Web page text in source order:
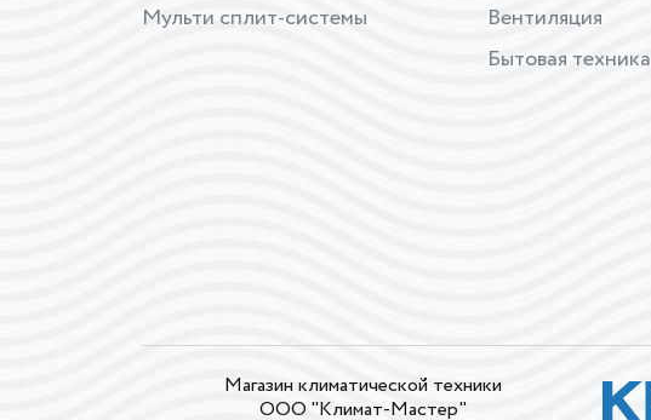
Мульти сплит-системы
Вентиляция
Бытовая техника
Магазин климатической техники
ООО "Климат-Мастер"